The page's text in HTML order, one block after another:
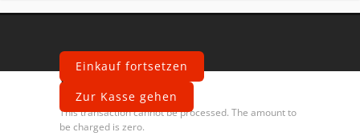
Einkauf fortsetzen
Zur Kasse gehen
Fehler
This transaction cannot be processed. The amount to
be charged is zero.